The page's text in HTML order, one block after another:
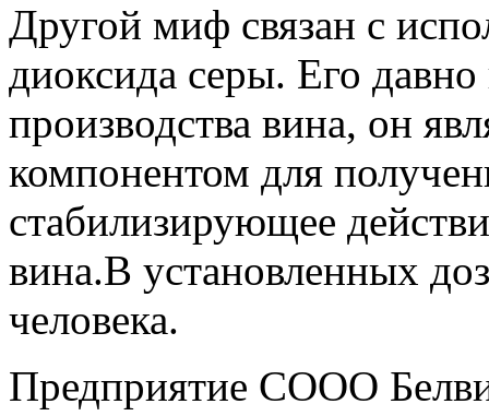
Другой миф связан с
диоксида серы. Его
производства вина, он
компонентом для
стабилизирующее
вина.В установленных
человека.
Предприятие СООО